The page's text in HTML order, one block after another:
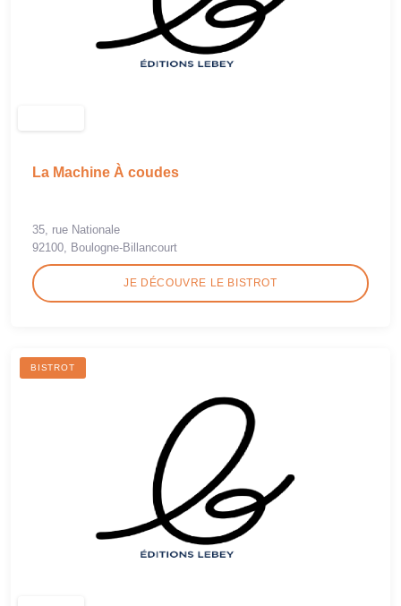
La Machine À coudes
35, rue Nationale
92100, Boulogne-Billancourt
JE DÉCOUVRE LE BISTROT
BISTROT